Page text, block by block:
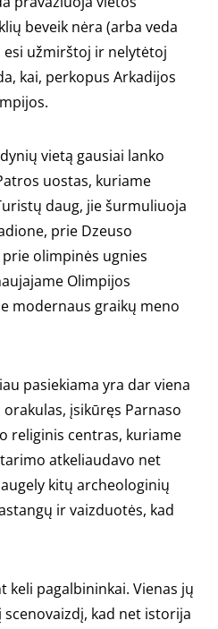
beveik nėra (arba veda
užmirštoj ir nelytėtoj
kai, perkopus Arkadijos
vietą gausiai lanko
uostas, kuriame
daug, jie šurmuliuoja
prie Dzeuso
olimpinės ugnies
Olimpijos
modernaus graikų meno
pasiekiama yra dar viena
įsikūręs Parnaso
religinis centras, kuriame
atkeliaudavo net
kitų archeologinių
ir vaizduotės, kad
keli pagalbininkai. Vienas jų
kad net istorija